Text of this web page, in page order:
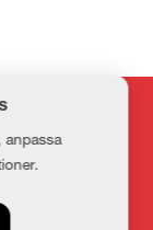
anpassa